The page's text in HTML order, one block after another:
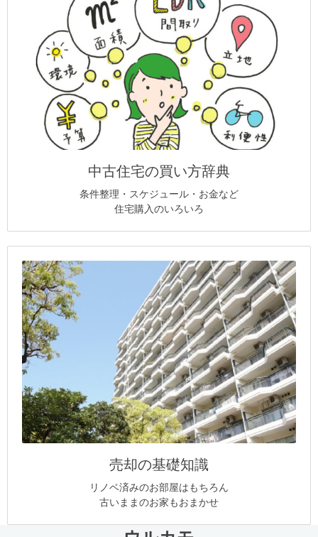
中古住宅の買い方辞典
条件整理・スケジュール・お金など
住宅購入のいろいろ
売却の基礎知識
リノベ済みのお部屋はもちろん
古いままのお家もおまかせ